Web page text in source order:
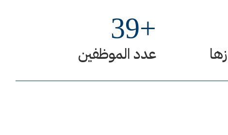
عدد الموظفين
+
39